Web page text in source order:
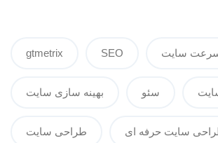
gtmetrix SEO سرعت سایت
بهینه سازی سایت سئو
طراحی سایت سایت حرفه ای